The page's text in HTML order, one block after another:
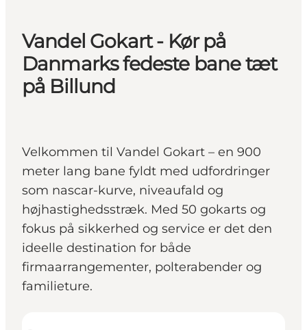
Vandel Gokart - Kør på
Danmarks fedeste bane tæt
på Billund
Velkommen til Vandel Gokart – en 900
meter lang bane fyldt med udfordringer
som nascar-kurve, niveaufald og
højhastighedsstræk. Med 50 gokarts og
fokus på sikkerhed og service er det den
ideelle destination for både
firmaarrangementer, polterabender og
familieture.